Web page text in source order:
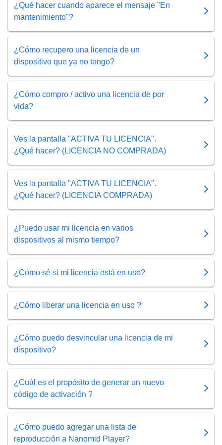
¿Qué hacer cuando aparece el mensaje "En
mantenimiento"?
¿Cómo recupero una licencia de un
dispositivo que ya no tengo?
¿Cómo compro / activo una licencia de por
vida?
Ves la pantalla "ACTIVA TU LICENCIA".
¿Qué hacer? (LICENCIA NO COMPRADA)
Ves la pantalla "ACTIVA TU LICENCIA".
¿Qué hacer? (LICENCIA COMPRADA)
¿Puedo usar mi licencia en varios
dispositivos al mismo tiempo?
¿Cómo sé si mi licencia está en uso?
¿Cómo liberar una licencia en uso ?
¿Cómo puedo desvincular una licencia de mi
dispositivo?
¿Cuál es el propósito de generar un nuevo
código de activación ?
¿Cómo puedo agregar una lista de
reproducción a Nanomid Player?